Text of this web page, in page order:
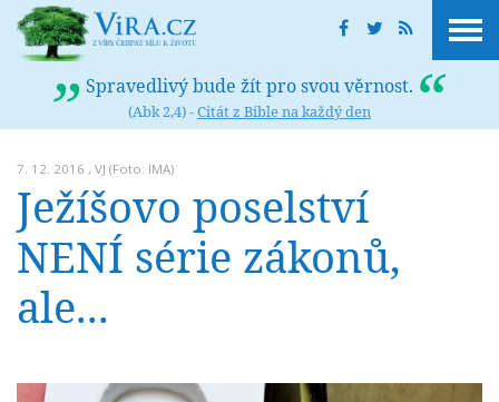
Spravedlivý bude žít pro svou věrnost.
(Abk 2,4) -Citát z Bible na každý den
7. 12. 2016 , VJ (Foto: IMA)
Ježíšovo poselství
NENÍ série zákonů,
ale...